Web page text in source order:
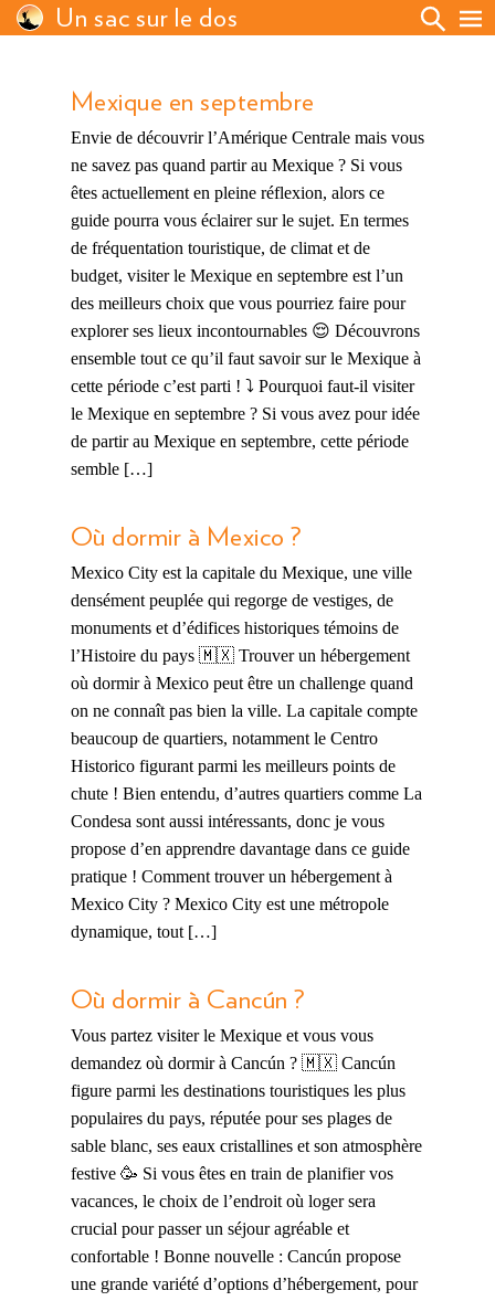
Un sac sur le dos
Mexique en septembre
Envie de découvrir l’Amérique Centrale mais vous
ne savez pas quand partir au Mexique ? Si vous
êtes actuellement en pleine réflexion, alors ce
guide pourra vous éclairer sur le sujet. En termes
de fréquentation touristique, de climat et de
budget, visiter le Mexique en septembre est l’un
des meilleurs choix que vous pourriez faire pour
explorer ses lieux incontournables 😌 Découvrons
ensemble tout ce qu’il faut savoir sur le Mexique à
cette période c’est parti ! ⤵️ Pourquoi faut-il visiter
le Mexique en septembre ? Si vous avez pour idée
de partir au Mexique en septembre, cette période
semble […]
Où dormir à Mexico ?
Mexico City est la capitale du Mexique, une ville
densément peuplée qui regorge de vestiges, de
monuments et d’édifices historiques témoins de
l’Histoire du pays 🇲🇽 Trouver un hébergement
où dormir à Mexico peut être un challenge quand
on ne connaît pas bien la ville. La capitale compte
beaucoup de quartiers, notamment le Centro
Historico figurant parmi les meilleurs points de
chute ! Bien entendu, d’autres quartiers comme La
Condesa sont aussi intéressants, donc je vous
propose d’en apprendre davantage dans ce guide
pratique ! Comment trouver un hébergement à
Mexico City ? Mexico City est une métropole
dynamique, tout […]
Où dormir à Cancún ?
Vous partez visiter le Mexique et vous vous
demandez où dormir à Cancún ? 🇲🇽 Cancún
figure parmi les destinations touristiques les plus
populaires du pays, réputée pour ses plages de
sable blanc, ses eaux cristallines et son atmosphère
festive 🥳 Si vous êtes en train de planifier vos
vacances, le choix de l’endroit où loger sera
crucial pour passer un séjour agréable et
confortable ! Bonne nouvelle : Cancún propose
une grande variété d’options d’hébergement, pour